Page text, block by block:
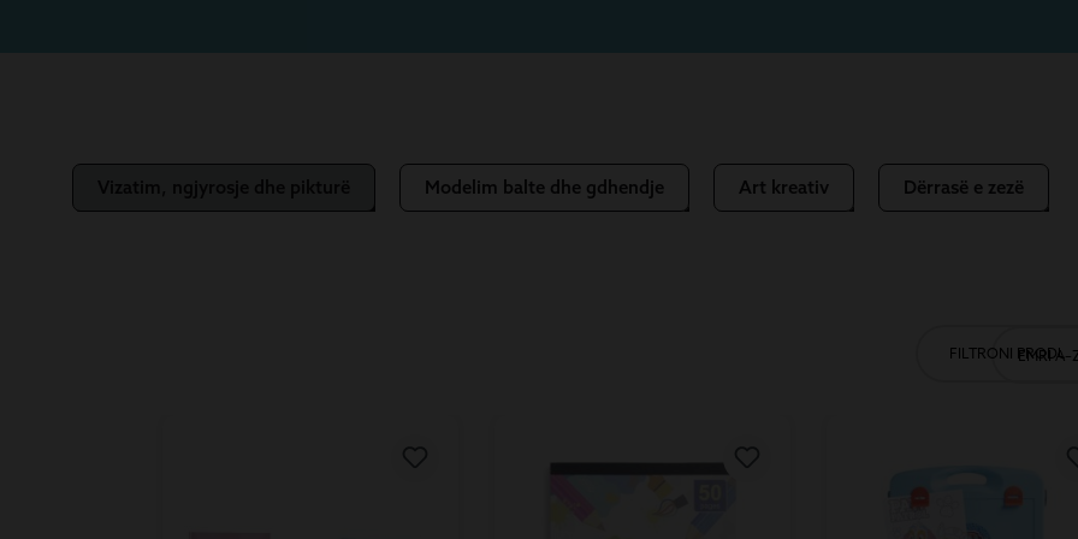
Modelim balte dhe gdhendje Art kreativ Dërrasë e zezë
FILTRONI